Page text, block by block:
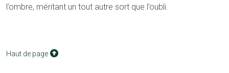
l’ombre, méritant un tout autre sort que l’oubli.
Haut de page